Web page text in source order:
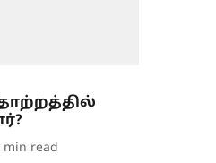
min read